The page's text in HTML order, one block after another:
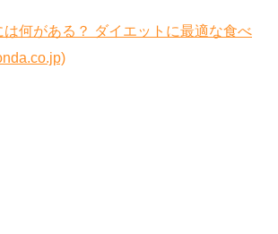
は何がある？ ダイエットに最適な食べ